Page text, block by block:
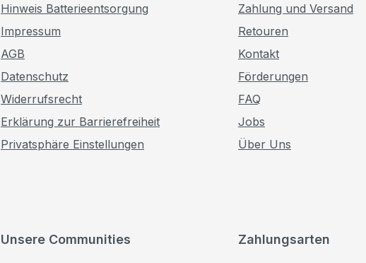
Hinweis Batterieentsorgung
Impressum
AGB
Datenschutz
Widerrufsrecht
Erklärung zur Barrierefreiheit
Privatsphäre Einstellungen
Zahlung und Versand
Retouren
Kontakt
Förderungen
FAQ
Jobs
Über Uns
Zahlungsarten
Unsere Communities